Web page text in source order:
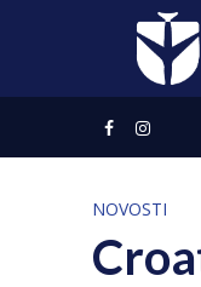
NOVOSTI